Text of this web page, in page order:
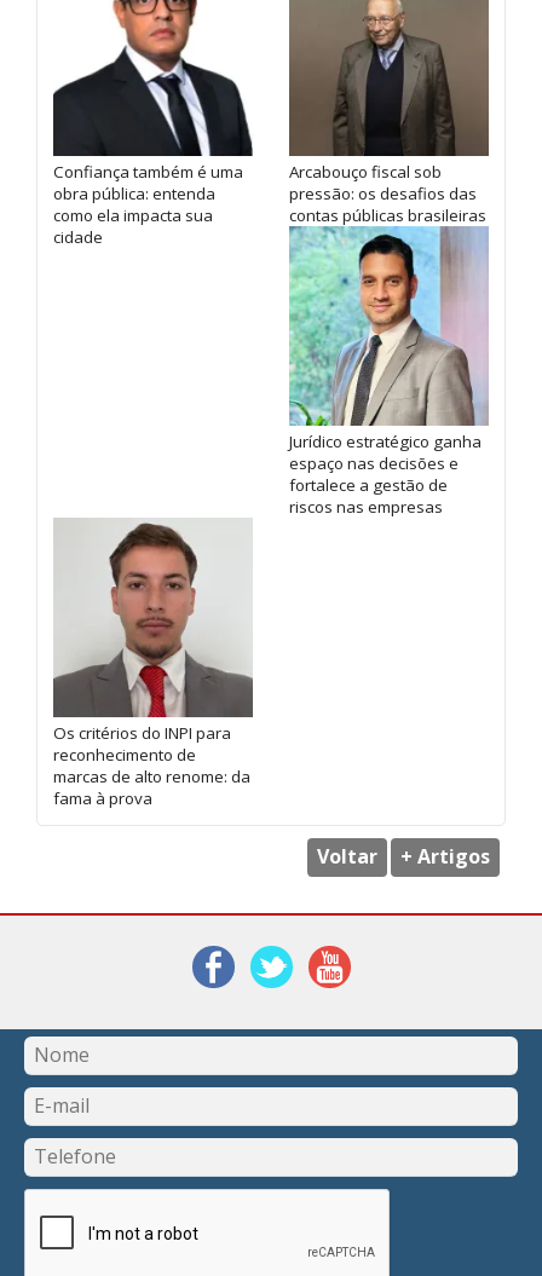
Confiança também é uma
obra pública: entenda
como ela impacta sua
cidade
Arcabouço fiscal sob
pressão: os desafios das
contas públicas brasileiras
Jurídico estratégico ganha
espaço nas decisões e
fortalece a gestão de
riscos nas empresas
Os critérios do INPI para
reconhecimento de
marcas de alto renome: da
fama à prova
Voltar + Artigos